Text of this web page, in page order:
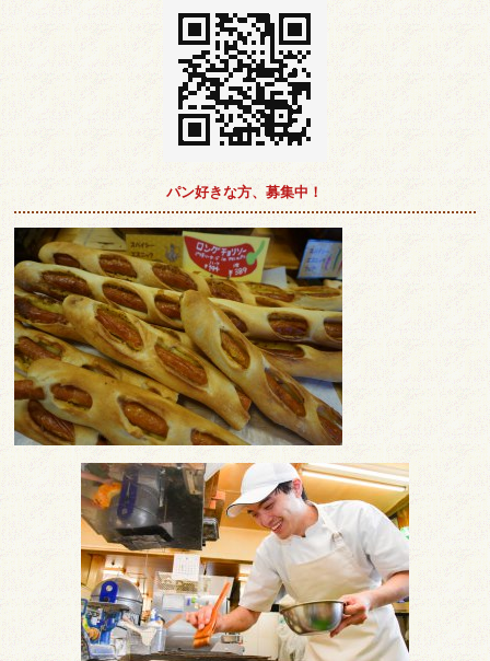
パン好きな方、募集中！